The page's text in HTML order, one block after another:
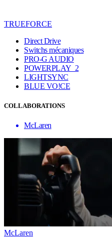
TRUEFORCE
Direct Drive
Switchs mécaniques
PRO-G AUDIO
POWERPLAY 2
LIGHTSYNC
BLUE VO!CE
COLLABORATIONS
McLaren
McLaren